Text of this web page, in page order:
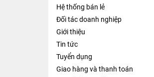
Hệ thống bán lẻ
Đối tác doanh nghiệp
Giới thiệu
Tin tức
Tuyển dụng
Giao hàng và thanh toán